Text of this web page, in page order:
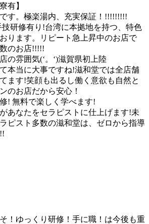
有】
す。極楽湯内、充実保証！!!!!!!!!!
研修有り!台湾に本拠地を持つ、特色
ります。リピート急上昇中のお店で
のお店!!!!!
の雰囲気(‘。‘)滋賀県初上陸
本当に大事ですね!滋和堂では全店舗
ます!笑顔も出るし働く意欲も自然と
のお店だから安心！
! 無料で楽しく学べます!
あなたをセラピストに仕上げます!未
ピスト多数の滋和堂は、ゼロから指導
！ゆっくり研修！手に職！は今後も重